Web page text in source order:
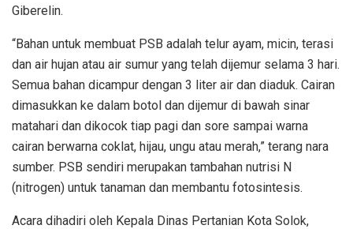
Giberelin.
“Bahan untuk membuat PSB adalah telur ayam, micin, terasi
dan air hujan atau air sumur yang telah dijemur selama 3 hari.
Semua bahan dicampur dengan 3 liter air dan diaduk. Cairan
dimasukkan ke dalam botol dan dijemur di bawah sinar
matahari dan dikocok tiap pagi dan sore sampai warna
cairan berwarna coklat, hijau, ungu atau merah,” terang nara
sumber. PSB sendiri merupakan tambahan nutrisi N
(nitrogen) untuk tanaman dan membantu fotosintesis.
Acara dihadiri oleh Kepala Dinas Pertanian Kota Solok,